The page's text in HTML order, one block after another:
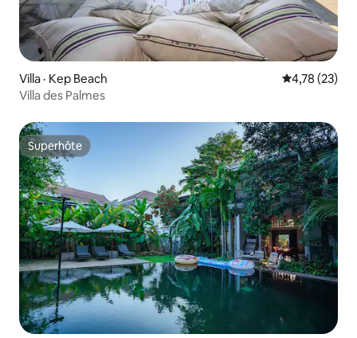
Villa · Kep Beach Note
4,78 (23)
Villa des Palmes
Superhôte
Superhôte